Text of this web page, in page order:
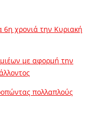
6η χρονιά την Κυριακή
με αφορμή την
πολλαπλούς